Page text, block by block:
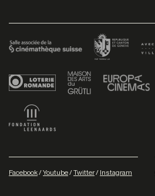
Facebook/Youtube/Twitter/ Instagram